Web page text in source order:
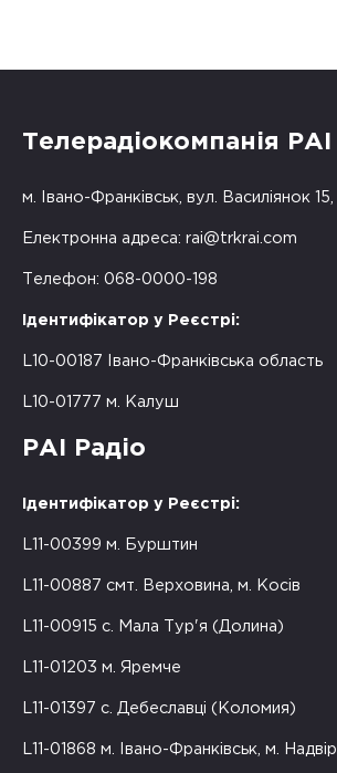
Телерадіокомпанія РАІ
м. Івано-Франківськ, вул. Василіянок
Електронна адреса: rai@trkrai.com
Телефон: 068-0000-198
Ідентифікатор у Реєстрі:
L10-00187 Івано-Франківська область
L10-01777 м. Калуш
РАІ Радіо
Ідентифікатор у Реєстрі:
L11-00399 м. Бурштин
L11-00887 смт. Верховина, м. Косів
L11-00915 с. Мала Тур'я (Долина)
L11-01203 м. Яремче
L11-01397 с. Дебеславці (Коломия)
L11-01868 м. Івано-Франківськ, м.